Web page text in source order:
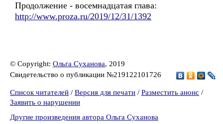
Продолжение - восемнадцатая глава:
http://www.proza.ru/2019/12/31/1392
© Copyright: Ольга Суханова, 2019
Свидетельство о публикации №219122101726
Список читателей / Версия для печати / Разместить анонс /
Заявить о нарушении
Другие произведения автора Ольга Суханова